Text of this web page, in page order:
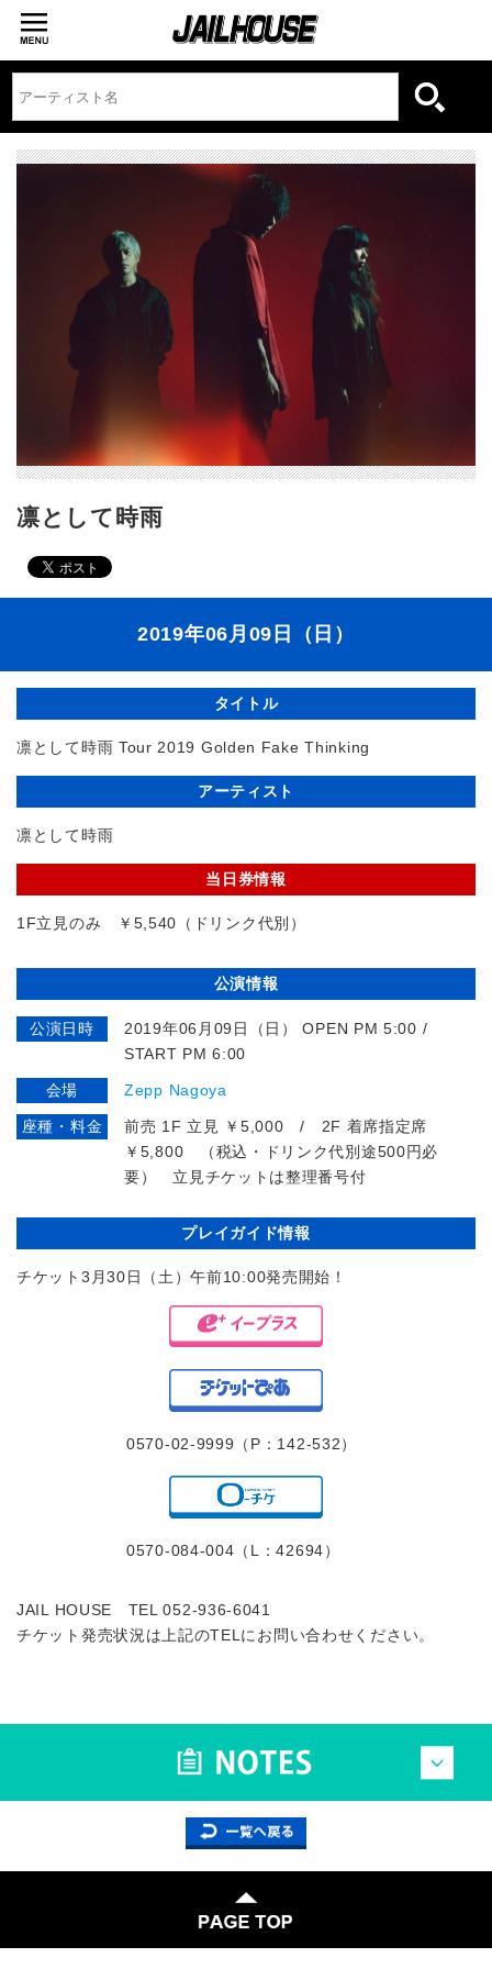
凛として時雨
2019年06月09日（日）
タイトル
凛として時雨 Tour 2019 Golden Fake Thinking
アーティスト
凛として時雨
当日券情報
1F立見のみ ￥5,540（ドリンク代別）
公演情報
公演日時
2019年06月09日（日） OPEN PM 5:00 /
START PM 6:00
会場 Zepp Nagoya
座種・料金
前売 1F 立見 ￥5,000 / 2F 着席指定席
￥5,800 （税込・ドリンク代別途500円必
要） 立見チケットは整理番号付
プレイガイド情報
チケット3月30日（土）午前10:00発売開始！
0570-02-9999（P：142-532）
0570-084-004（L：42694）
JAIL HOUSE TEL 052-936-6041
チケット発売状況は上記のTELにお問い合わせください。